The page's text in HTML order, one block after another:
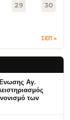
29 30
ΣΕΠ »
Ένωσης Αγ.
των